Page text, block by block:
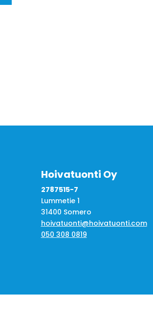
Hoivatuonti Oy
2787515-7
Lummetie 1
31400 Somero
hoivatuonti@hoivatuonti.com
050 308 0819